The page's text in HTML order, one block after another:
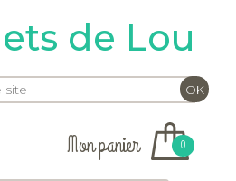
de Lou
Mon panier 0